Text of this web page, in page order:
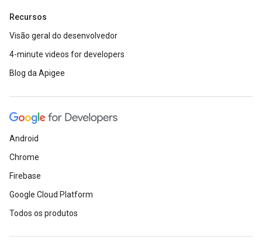
Recursos
Visão geral do desenvolvedor
4-minute videos for developers
Blog da Apigee
Android
Chrome
Firebase
Google Cloud Platform
Todos os produtos